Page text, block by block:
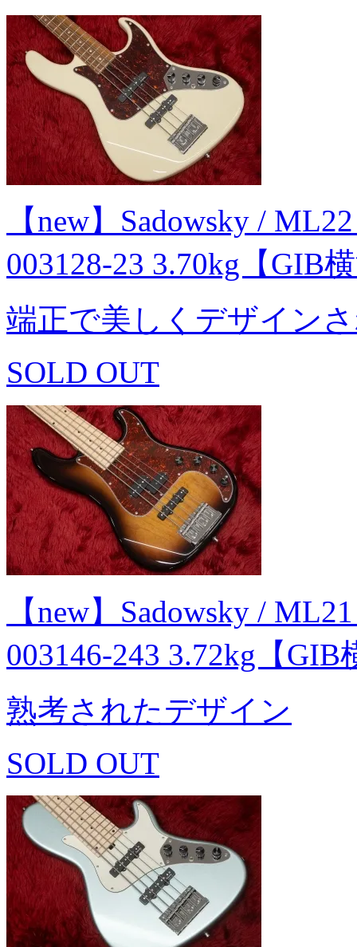
【new】Sadowsky /
003128-23 3.70kg【GIB
端正で美しくデザイン
SOLD OUT
【new】Sadowsky /
003146-243 3.72kg【GIB
熟考されたデザイン
SOLD OUT